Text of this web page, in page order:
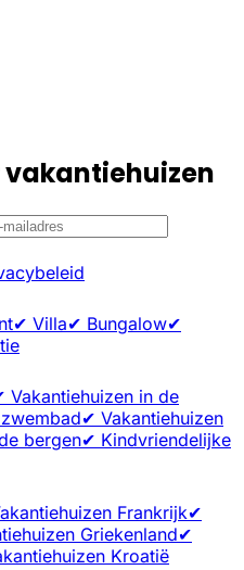
✔ Villa✔ Bungalow✔
Vakantiehuizen in de
✔ Vakantiehuizen
bergen✔ Kindvriendelijke
Frankrijk✔
Griekenland✔
Kroatië